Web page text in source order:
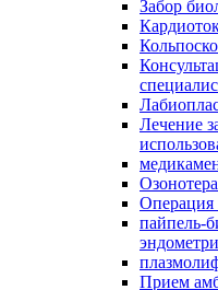
Забор
Лечение
пайпель-
Прием